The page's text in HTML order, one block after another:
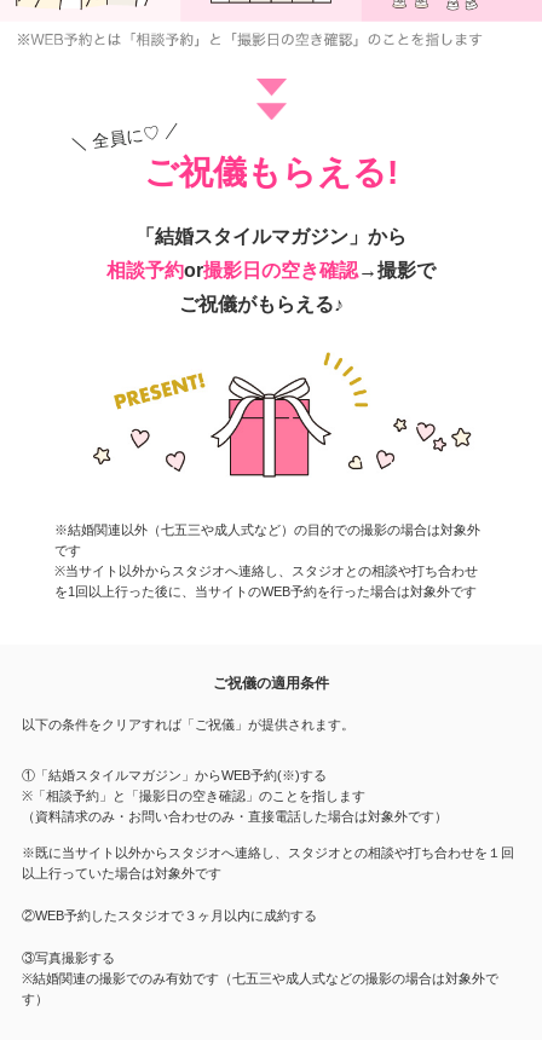
ご祝儀もらえる!
「結婚スタイルマガジン」から
相談予約or撮影日の空き確認→撮影で
ご祝儀がもらえる♪
※結婚関連以外（七五三や成人式など）の目的での撮影の場合は対象外
です
※当サイト以外からスタジオへ連絡し、スタジオとの相談や打ち合わせ
を1回以上行った後に、当サイトのWEB予約を行った場合は対象外です
ご祝儀の適用条件
以下の条件をクリアすれば「ご祝儀」が提供されます。
①「結婚スタイルマガジン」からWEB予約(※)する
※「相談予約」と「撮影日の空き確認」のことを指します
（資料請求のみ・お問い合わせのみ・直接電話した場合は対象外です）
※既に当サイト以外からスタジオへ連絡し、スタジオとの相談や打ち合わせを１回
以上行っていた場合は対象外です
②WEB予約したスタジオで３ヶ月以内に成約する
③写真撮影する
※結婚関連の撮影でのみ有効です（七五三や成人式などの撮影の場合は対象外で
す）